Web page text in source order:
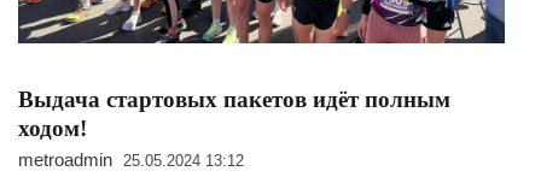
Выдача стартовых пакетов идёт полным
ходом!
metroadmin 25.05.2024 13:12